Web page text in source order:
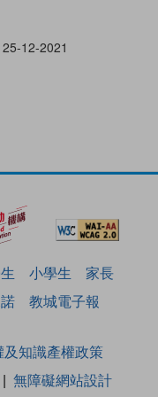
12-2021
小學生
家長
教城電子報
及知識產權政策
無障礙網站設計